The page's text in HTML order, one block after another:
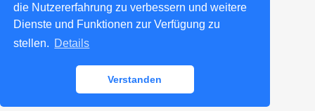
die Nutzererfahrung zu verbessern und weitere
Dienste und Funktionen zur Verfügung zu
stellen. Details
Verstanden